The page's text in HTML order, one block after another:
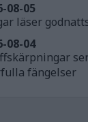
läser
08-05
fängelser
08-04